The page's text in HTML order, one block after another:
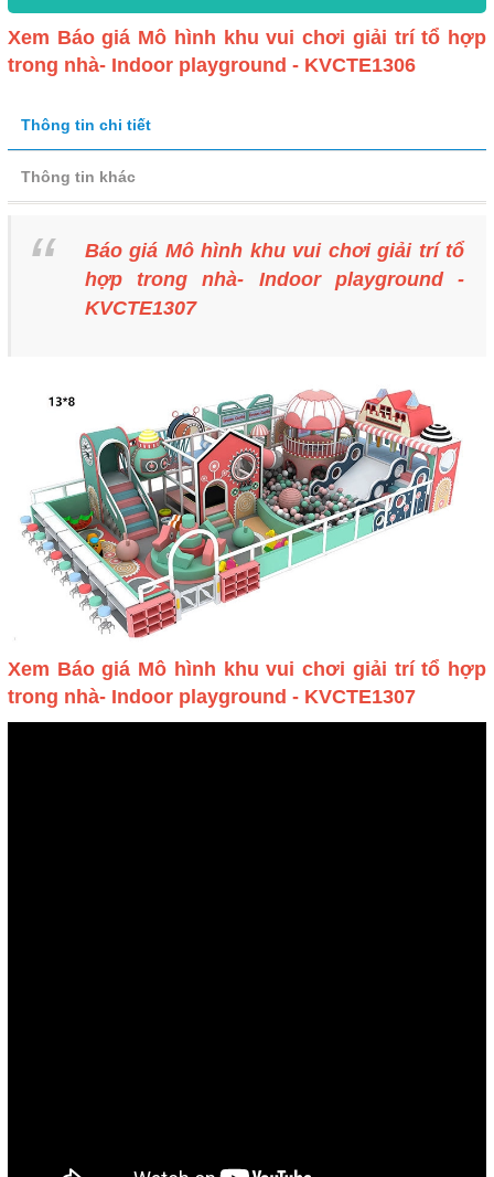
Xem Báo giá Mô hình khu vui chơi giải trí tổ hợp
trong nhà- Indoor playground - KVCTE1306
Thông tin chi tiết
Thông tin khác
Báo giá Mô hình khu vui chơi giải trí tổ
hợp trong nhà- Indoor playground -
KVCTE1307
Xem Báo giá Mô hình khu vui chơi giải trí tổ hợp
trong nhà- Indoor playground - KVCTE1307